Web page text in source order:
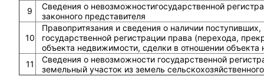
9
Сведения о невозможностигосударственной
законного представителя
10
Правопритязания и сведения о наличии
государственной регистрации права (перехода,
объекта недвижимости, сделки в отношении
11
Сведения о невозможности государственной
земельный участок из земель